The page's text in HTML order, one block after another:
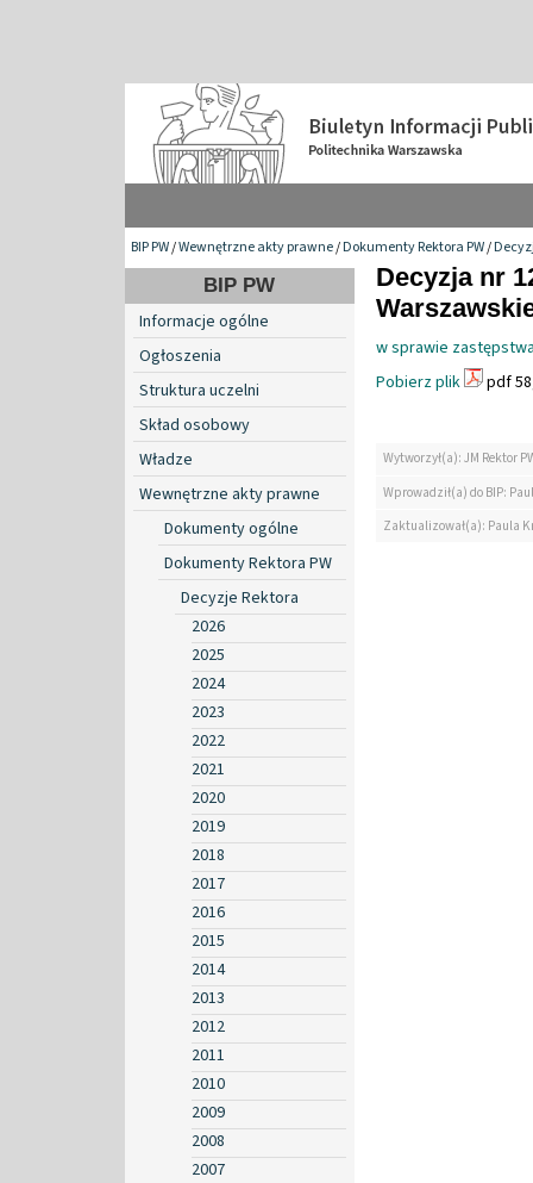
BIP PW/Wewnętrzne akty prawne/Dokumenty Rektora PW/
BIP PW
Informacje ogólne
Ogłoszenia
Struktura uczelni
Skład osobowy
Władze
Wewnętrzne akty prawne
Dokumenty ogólne
Dokumenty Rektora PW
Decyzje Rektora
2026
2025
2024
2023
2022
2021
2020
2019
2018
2017
2016
2015
2014
2013
2012
2011
2010
2009
2008
2007
Decyzja nr
w sprawie
Pobierz plik
pdf
Wytworzył(a): JM Rektor
Wprowadził(a) do BIP:
Zaktualizował(a): Paula